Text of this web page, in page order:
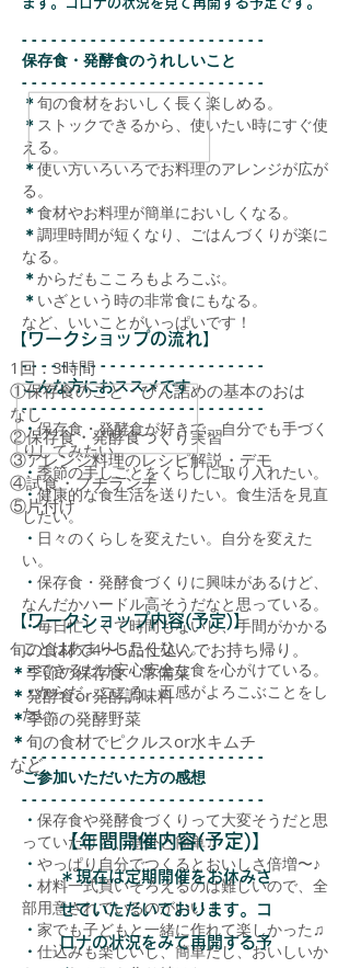
- - - - - - - - - - - - - - - - - - - - - - - - -
保存食・発酵食のうれしいこと
- - - - - - - - - - - - - - - - - - - - - - - - -
＊旬の食材をおいしく長く楽しめる。
＊ ストックできるから、使いたい時にすぐ使
える。
＊使い方いろいろでお料理のアレンジが広が
る。
＊食材やお料理が簡単においしくなる。
＊調理時間が短くなり、ごはんづくりが楽に
なる。
＊からだもこころもよろこぶ。
＊ いざという時の非常食にもなる。
など、いいことがいっぱいです！
- - - - - - - - - - - - - - - - - - - - - - - - -
こんな方におススメです
- - - - - - - - - - - - - - - - - - - - - - - - -
・保存食・発酵食が好きで、自分でも手づく
りしてみたい。
・季節の手しごとをくらしに取り入れたい。
・健康的な食生活を送りたい。食生活を見直
したい。
・ 日々のくらしを変えたい。自分を変えた
い。
・ 保存食・発酵食づくりに興味があるけど、
なんだかハードル高そうだなと思っている。
・毎日忙しくて時間もないし、手間がかかる
ことはあまりしたくない。
・できるだけ安心安全な食を心がけている。
・からだ、こころ、五感がよろこぶことをし
たい。
- - - - - - - - - - - - - - - - - - - - - - - - -
ご参加いただいた方の感想
- - - - - - - - - - - - - - - - - - - - - - - - -
・ 保存食や発酵食づくりって大変そうだと思
っていたけど、意外と簡単♫
・ やっぱり自分でつくるとおいしさ倍増〜♪
・ 材料一式買いそろえるのは難しいので、全
部用意されているのがいい！
・ 家でも子どもと一緒に作れて楽しかった ♫
・ 仕込みも楽しいし、簡単だし、おいしいか
【ワークショップの流れ】
1回：3時間
①保存食のこと・びん詰めの基本のおは
なし
②保存食・発酵食づくり実習
③アレンジ料理のレシピ解説・デモ
④試食・プチランチ
⑤片付け
【ワークショップ内容(予定)】
旬の食材で4〜5品仕込んでお持ち帰り。
＊ 季節の保存食・常備菜
＊ 発酵食or発酵調味料
＊季節の発酵野菜
＊ 旬の食材でピクルスor水キムチ
​など
【年間開催内容(予定)】
＊現在は定期開催をお休みさ
せていただいております。コ
ロナの状況をみて再開する予